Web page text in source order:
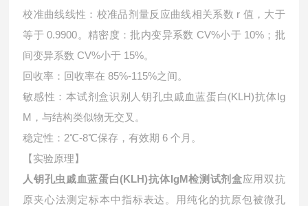
校准曲线线性：校准品剂量反应曲线相关系数 r 值，大于
等于 0.9900。精密度：批内变异系数 CV%小于 10%；批
间变异系数 CV%小于 15%。
回收率：回收率在 85%-115%之间。
敏感性：本试剂盒识别人钥孔虫戚血蓝蛋白(KLH)抗体Ig
M，与结构类似物无交叉。
稳定性：2℃-8℃保存，有效期 6 个月。
【实验原理】
人钥孔虫戚血蓝蛋白(KLH)抗体IgM检测试剂盒应用双抗
原夹心法测定标本中指标表达。用纯化的抗原包被微孔